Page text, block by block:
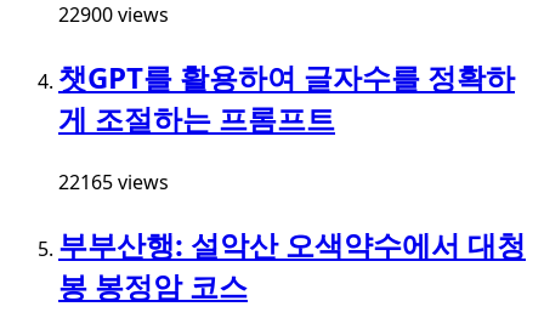
22900 views
챗GPT를 활용하여 글자수를 정확하
게 조절하는 프롬프트
22165 views
부부산행: 설악산 오색약수에서 대청
봉 봉정암 코스